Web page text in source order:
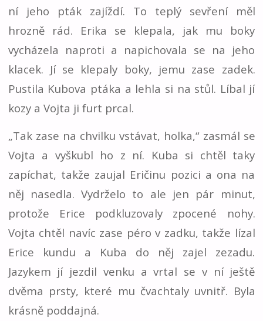
ní jeho pták zajíždí. To teplý sevření měl
hrozně rád. Erika se klepala, jak mu boky
vycházela naproti a napichovala se na jeho
klacek. Jí se klepaly boky, jemu zase zadek.
Pustila Kubova ptáka a lehla si na stůl. Líbal jí
kozy a Vojta ji furt prcal.
„Tak zase na chvilku vstávat, holka,“ zasmál se
Vojta a vyškubl ho z ní. Kuba si chtěl taky
zapíchat, takže zaujal Eričinu pozici a ona na
něj nasedla. Vydrželo to ale jen pár minut,
protože Erice podkluzovaly zpocené nohy.
Vojta chtěl navíc zase péro v zadku, takže lízal
Erice kundu a Kuba do něj zajel zezadu.
Jazykem jí jezdil venku a vrtal se v ní ještě
dvěma prsty, které mu čvachtaly uvnitř. Byla
krásně poddajná.